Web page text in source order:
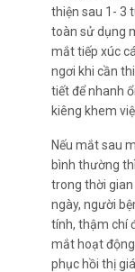
thiện sau 1- 3
toàn sử dụng
mắt tiếp xúc
ngơi khi cần
tiết để nhanh
kiêng khem
Nếu mắt sau
bình thường
trong thời gian
ngày, người
tính, thậm chí
mắt hoạt
phục hồi thị